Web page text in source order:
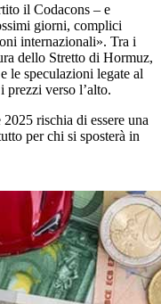
il Codacons – e
giorni, complici
internazionali». Tra i
dello Stretto di Hormuz,
le speculazioni legate al
prezzi verso l’alto.
2025 rischia di essere una
per chi si sposterà in